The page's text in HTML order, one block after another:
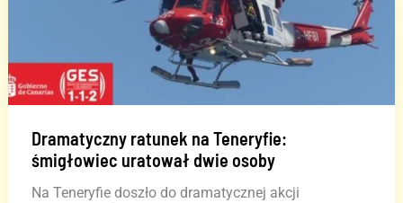
Dramatyczny ratunek na Teneryfie:
śmigłowiec uratował dwie osoby
Na Teneryfie doszło do dramatycznej akcji